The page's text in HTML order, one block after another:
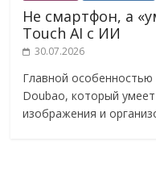
Не смартфон, а
Touch AI с ИИ
30.07.2026
Главной
Doubao, который
изображения и